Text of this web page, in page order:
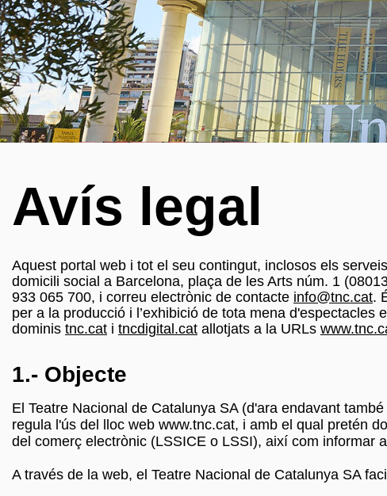
Avís legal
Aquest portal web i tot el seu contingut, inclosos els
domicili social a Barcelona, plaça de les Arts núm. 1
933 065 700, i correu electrònic de contacte info@tnc.cat.
per a la producció i l’exhibició de tota mena
dominis tnc.cat i tncdigital.cat allotjats a la URLs
1.- Objecte
El Teatre Nacional de Catalunya SA (d'ara endavant
regula l'ús del lloc web www.tnc.cat, i amb el qual pretén
del comerç electrònic (LSSICE o LSSI), així com informar
A través de la web, el Teatre Nacional de Catalunya SA